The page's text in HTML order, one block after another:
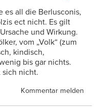
es all die Berlusconis,
ect nicht. Es gilt
und Wirkung.
vom „Volk“ (zum
kindisch,
bis gar nichts.
sich nicht.
Kommentar melden